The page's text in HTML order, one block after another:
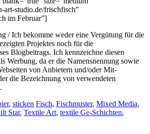
art-studio.de/frischfisch”
im Februar”]
/ Ich bekomme weder eine Vergütung für die
Projektes noch für die
Blogbeitrags. Ich kennzeichne diesen
Werbung, da er die Namensnennung sowie
von Anbietern und/oder Mit-
die Bezeichnung von verwendeten
, sticken Fisch, Fischmuster, Mixed Media,
Star, Textile Art, textile Ge-Schichten,